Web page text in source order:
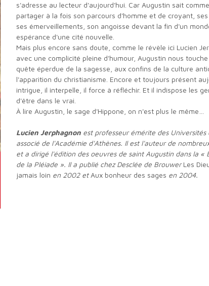
s'adresse au lecteur d'aujourd'hui. Car Augustin sait
partager à la fois son parcours d'homme et de croyant,
ses émerveillements, son angoisse devant la fin d'un
espérance d'une cité nouvelle.
Mais plus encore sans doute, comme le révèle ici Lucien Jerphagnon
avec une complicité pleine d'humour, Augustin nous
quête éperdue de la sagesse, aux confins de la culture
l'apparition du christianisme. Encore et toujours présent
intrigue, il interpelle, il force à réfléchir. Et il indispose les
d'être dans le vrai.
À lire Augustin, le sage d'Hippone, on n'est plus le même…
Lucien Jerphagnon est professeur émérite des Universités
associé de l'Académie d'Athènes. Il est l'auteur de
et a dirigé l'édition des oeuvres de saint Augustin dans la «
de la Pléiade ». Il a publié chez Desclée de BrouwerLes
jamais loin en 2002 et Aux bonheur des sages en 2004.